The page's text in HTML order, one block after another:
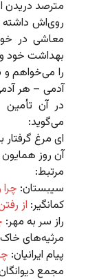
مترصد دریدن
روی‌اش
معاشی در
بهداشت خود
را می‌خواهم
آدمی – هر
در آن
می‌گوید:
ای مرغ گرفتار
آن روز
مرتبط:
سیبستان:
کمانگیر: از
راز سر به مهر:
مرثیه‌های
پیام ایرانیان:
مجمع